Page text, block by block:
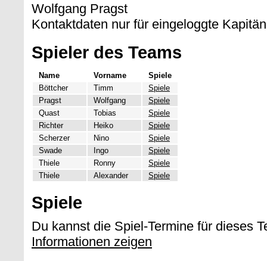
Wolfgang Pragst
Kontaktdaten nur für eingeloggte
Spieler des Teams
Name Vorname
Spiele
Böttcher
Timm
Spiele
Pragst
Wolfgang
Spiele
Quast
Tobias
Spiele
Richter
Heiko
Spiele
Scherzer
Nino
Spiele
Swade
Ingo
Spiele
Thiele
Ronny
Spiele
Thiele
Alexander Spiele
Spiele
Du kannst die Spiel-Termine für dieses
Informationen zeigen